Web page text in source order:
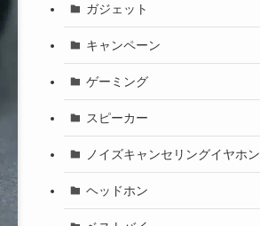
ガジェット
キャンペーン
ゲーミング
スピーカー
ノイズキャンセリングイヤホン
ヘッドホン